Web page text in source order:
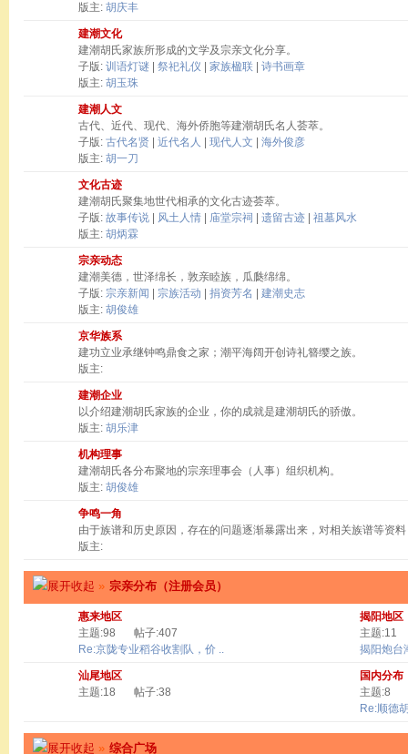
版主: 胡庆丰
建潮文化
建潮胡氏家族所形成的文学及宗亲文化分享。
子版: 训语灯谜 祭祀礼仪 家族楹联
诗书画章
版主: 胡玉珠
建潮人文
古代、近代、现代、海外侨胞等建潮胡氏名人荟萃。
子版: 古代名贤 近代名人 现代人文
海外俊彦
版主: 胡一刀
文化古迹
建潮胡氏聚集地世代相承的文化古迹荟萃。
子版: 故事传说 风土人情 庙堂宗祠 遗留古迹
祖墓风水
版主: 胡炳霖
宗亲动态
建潮美德，世泽绵长，敦亲睦族，瓜瓞绵绵。
子版: 宗亲新闻 宗族活动 捐资芳名
建潮史志
版主: 胡俊雄
京华族系
建功立业承继钟鸣鼎食之家；潮平海阔开创诗礼簪缨之族。
版主:
建潮企业
以介绍建潮胡氏家族的企业，你的成就是建潮胡氏的骄傲。
版主: 胡乐津
机构理事
建潮胡氏各分布聚地的宗亲理事会（人事）组织机构。
版主: 胡俊雄
争鸣一角
由于族谱和历史原因，存在的问题逐渐暴露出来，对相关族谱等资
版主:
» 宗亲分布（注册会员）
惠来地区
主题:98
帖子:407
Re:京陇专业稻谷收割队，价 ..
揭阳地区
主题:11
揭阳炮台
汕尾地区
主题:18
帖子:38
国内分布
主题:8
Re:顺德
» 综合广场